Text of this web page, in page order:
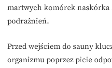
martwych komórek
podrażnień.
Przed wejściem do sauny
organizmu poprzez picie